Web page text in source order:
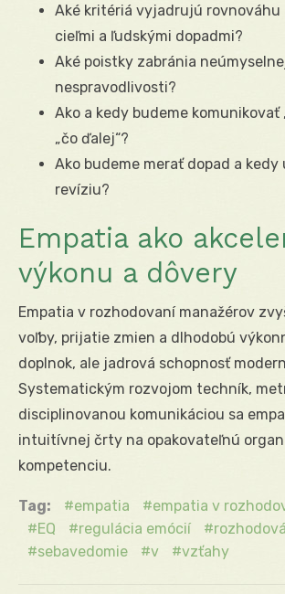
Aké kritériá vyjadrujú rovnováhu
cieľmi a ľudskými dopadmi?
Aké poistky zabránia
nespravodlivosti?
Ako a kedy budeme komunikovať
„čo ďalej“?
Ako budeme merať dopad a kedy
revíziu?
Empatia ako
výkonu a dôvery
Empatia v rozhodovaní manažérov
voľby, prijatie zmien a dlhodobú
doplnok, ale jadrová schopnosť
Systematickým rozvojom techník,
disciplinovanou komunikáciou sa
intuitívnej črty na opakovateľnú
kompetenciu.
Tag: empatia
empatia v
EQ
regulácia emócií
sebavedomie
v vzťahy